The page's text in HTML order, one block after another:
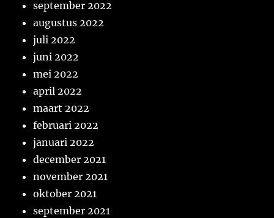
september 2022
augustus 2022
juli 2022
juni 2022
mei 2022
april 2022
maart 2022
februari 2022
januari 2022
december 2021
november 2021
oktober 2021
september 2021